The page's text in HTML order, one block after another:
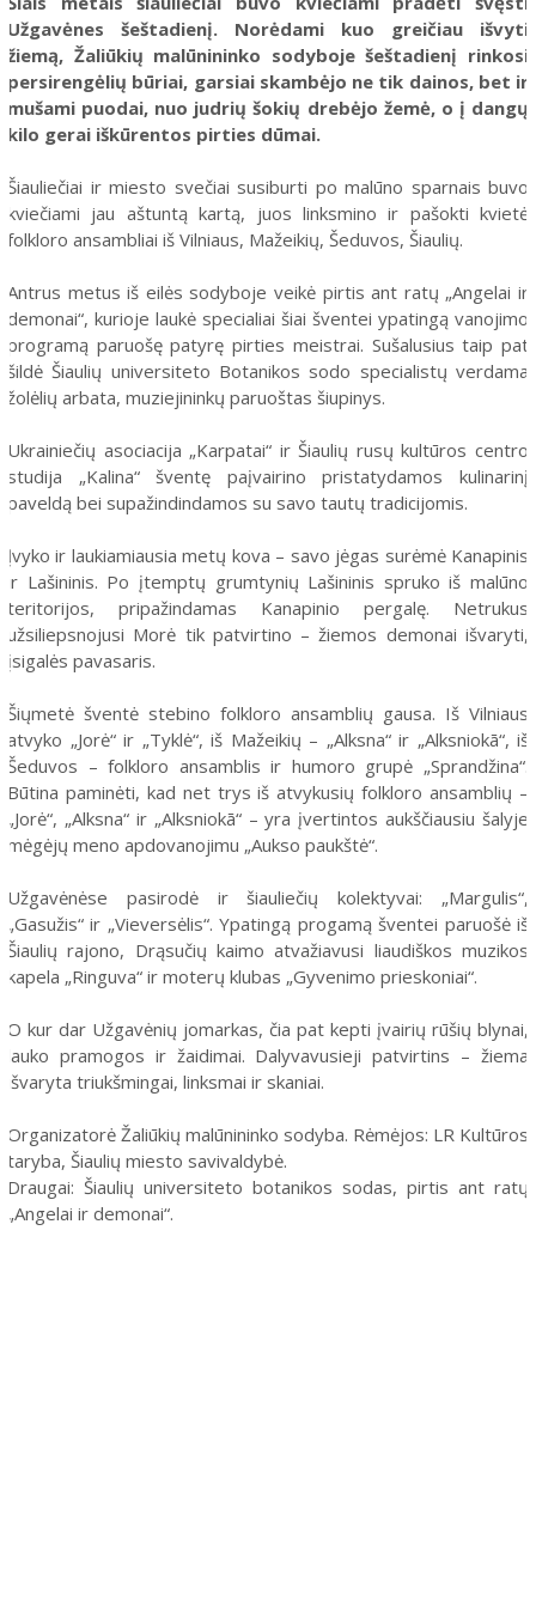
Užgavėnes šeštadienį. Norėdami kuo greičiau išvyti
žiemą, Žaliūkių malūnininko sodyboje šeštadienį rinkosi
persirengėlių būriai, garsiai skambėjo ne tik dainos, bet ir
mušami puodai, nuo judrių šokių drebėjo žemė, o į dangų
kilo gerai iškūrentos pirties dūmai.
Šiauliečiai ir miesto svečiai susiburti po malūno sparnais buvo
kviečiami jau aštuntą kartą, juos linksmino ir pašokti kvietė
folkloro ansambliai iš Vilniaus, Mažeikių, Šeduvos, Šiaulių.
Antrus metus iš eilės sodyboje veikė pirtis ant ratų „Angelai ir
demonai“, kurioje laukė specialiai šiai šventei ypatingą vanojimo
programą paruošę patyrę pirties meistrai. Sušalusius taip pat
šildė Šiaulių universiteto Botanikos sodo specialistų verdama
žolėlių arbata, muziejininkų paruoštas šiupinys.
Ukrainiečių asociacija „Karpatai“ ir Šiaulių rusų kultūros centro
studija „Kalina“ šventę paįvairino pristatydamos kulinarinį
paveldą bei supažindindamos su savo tautų tradicijomis.
Įvyko ir laukiamiausia metų kova – savo jėgas surėmė Kanapinis
ir Lašininis. Po įtemptų grumtynių Lašininis spruko iš malūno
teritorijos, pripažindamas Kanapinio pergalę. Netrukus
užsiliepsnojusi Morė tik patvirtino – žiemos demonai išvaryti,
įsigalės pavasaris.
Šiųmetė šventė stebino folkloro ansamblių gausa. Iš Vilniaus
atvyko „Jorė“ ir „Tyklė“, iš Mažeikių – „Alksna“ ir „Alksniokā“, iš
Šeduvos – folkloro ansamblis ir humoro grupė „Sprandžina“.
Būtina paminėti, kad net trys iš atvykusių folkloro ansamblių –
„Jorė“, „Alksna“ ir „Alksniokā“ – yra įvertintos aukščiausiu šalyje
mėgėjų meno apdovanojimu „Aukso paukštė“.
Užgavėnėse pasirodė ir šiauliečių kolektyvai: „Margulis“,
„Gasužis“ ir „Vieversėlis“. Ypatingą progamą šventei paruošė iš
Šiaulių rajono, Drąsučių kaimo atvažiavusi liaudiškos muzikos
kapela „Ringuva“ ir moterų klubas „Gyvenimo prieskoniai“.
O kur dar Užgavėnių jomarkas, čia pat kepti įvairių rūšių blynai,
lauko pramogos ir žaidimai. Dalyvavusieji patvirtins – žiema
išvaryta triukšmingai, linksmai ir skaniai.
Organizatorė Žaliūkių malūnininko sodyba. Rėmėjos: LR Kultūros
taryba, Šiaulių miesto savivaldybė.
Draugai: Šiaulių universiteto botanikos sodas, pirtis ant ratų
„Angelai ir demonai“.